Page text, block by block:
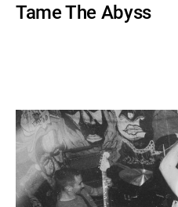
Tame The Abyss